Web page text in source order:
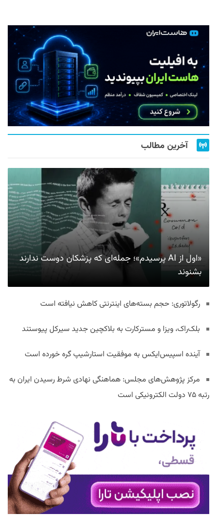
آخرین مطالب
«اول از AI پرسیدم»؛ جمله‌ای که پزشکان دوست ندارند
بشنوند
رگولاتوری: حجم بسته‌های اینترنتی کاهش نیافته است
بلک‌راک، ویزا و مسترکارت به بلاکچین جدید سیرکل پیوستند
آینده اسپیس‌ایکس به موفقیت استارشیپ گره خورده است
مرکز پژوهش‌های مجلس: هماهنگی نهادی شرط رسیدن ایران به
رتبه ۷۵ دولت الکترونیکی است